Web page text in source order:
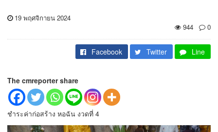
19 พฤศจิกายน 2024
944
0
Facebook Twitter Line
The cmreporter share
ชำระค่าก่อสร้าง หอฉัน งวดที่ 4